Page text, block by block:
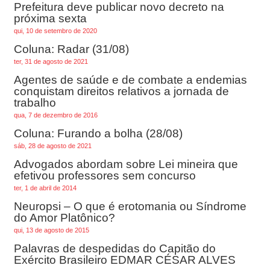
Prefeitura deve publicar novo decreto na
próxima sexta
qui, 10 de setembro de 2020
Coluna: Radar (31/08)
ter, 31 de agosto de 2021
Agentes de saúde e de combate a endemias
conquistam direitos relativos a jornada de
trabalho
qua, 7 de dezembro de 2016
Coluna: Furando a bolha (28/08)
sáb, 28 de agosto de 2021
Advogados abordam sobre Lei mineira que
efetivou professores sem concurso
ter, 1 de abril de 2014
Neuropsi – O que é erotomania ou Síndrome
do Amor Platônico?
qui, 13 de agosto de 2015
Palavras de despedidas do Capitão do
Exército Brasileiro EDMAR CÉSAR ALVES